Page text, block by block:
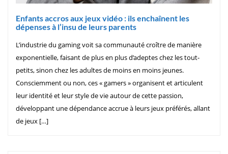
Enfants accros aux jeux vidéo : ils enchaînent les
dépenses à l’insu de leurs parents
L’industrie du gaming voit sa communauté croître de manière
exponentielle, faisant de plus en plus d’adeptes chez les tout-
petits, sinon chez les adultes de moins en moins jeunes.
Consciemment ou non, ces « gamers » organisent et articulent
leur identité et leur style de vie autour de cette passion,
développant une dépendance accrue à leurs jeux préférés, allant
de jeux […]